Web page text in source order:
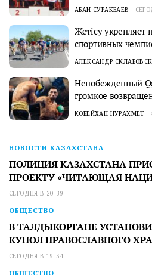
АБАЙ СУРАКБАЕВ
Жетісу укрепляет
спортивных
АЛЕКСАНДР
Непобежденный
громкое
КОБЕЙХАН НУРАХМЕТ
НОВОСТИ КАЗАХСТАНА
ПОЛИЦИЯ КАЗАХСТАНА
ПРОЕКТУ «ЧИТАЮЩАЯ
СЕГОДНЯ В 20:39
ОБЩЕСТВО
В ТАЛДЫКОРГАНЕ
КУПОЛ ПРАВОСЛАВНОГО
СЕГОДНЯ В 19:54
ОБЩЕСТВО